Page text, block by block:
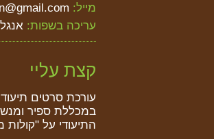
מייל:
עריכה בשפות:
קצת עליי
עורכת סרטים
במכללת ספיר
התיעודי על